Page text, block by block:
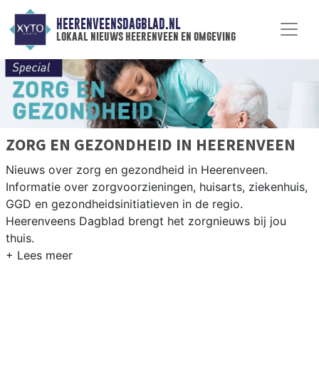
HEERENVEENSDAGBLAD.NL
lokaal nieuws heerenveen en omgeving
ZORG EN GEZONDHEID IN HEERENVEEN
Nieuws over zorg en gezondheid in Heerenveen.
Informatie over zorgvoorzieningen, huisarts, ziekenhuis,
GGD en gezondheidsinitiatieven in de regio.
Heerenveens Dagblad brengt het zorgnieuws bij jou
thuis.